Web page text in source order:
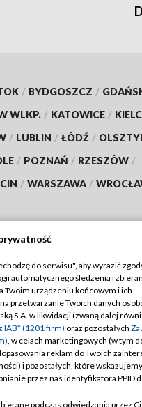
/ BYDGOSZCZ /
WLKP. / KATOWICE /
/ LUBLIN / ŁÓDŹ /
/ POZNAŃ / RZESZÓW /
/ WARSZAWA /
TVP
TVP
Cyfrowa
Regulamin TVP
Polityka prywatności
Moje zgody
Pomoc
do serwisu", aby wyrazić
automatycznego śledzenia i
Twoim urządzeniu końcowym i ich
przetwarzanie Twoich danych
S.A. w likwidacji (zwaną dalej
IAB* (1201 firm) oraz pozostałych
, w celach marketingowych (w tym
reklam do Twoich
i pozostałych, które
przez nas identyfikatora PPID
podczas odwiedzania przez